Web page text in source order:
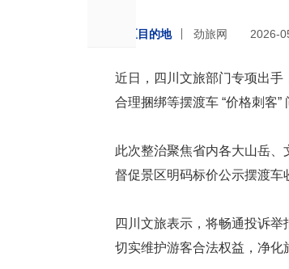
景区目的地 劲旅网 2026-
近日，四川文旅部门专项出
合理捆绑等摆渡车 “价格刺客”
此次整治聚焦省内各大山岳、
督促景区明码标价公示摆渡车
四川文旅表示，将畅通投诉
切实维护游客合法权益，净化